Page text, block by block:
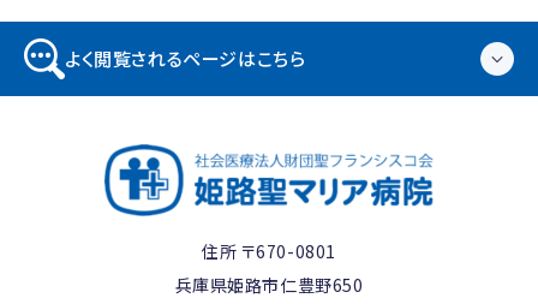
よく閲覧されるページはこちら
住所 〒670-0801
兵庫県姫路市仁豊野650